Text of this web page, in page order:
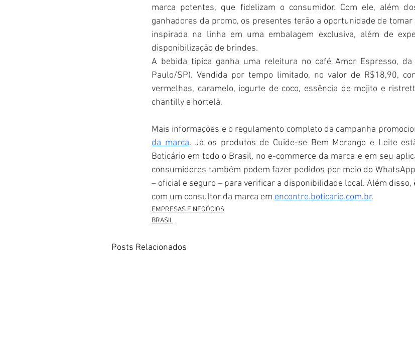
marca potentes, que fidelizam o consumidor. Com ele, além
ganhadores da promo, os presentes terão a oportunidade de
inspirada na linha em uma embalagem exclusiva, além de
disponibilização de brindes.
A bebida típica ganha uma releitura no café Amor Espresso,
Paulo/SP). Vendida por tempo limitado, no valor de R$18,90,
vermelhas, caramelo, iogurte de coco, essência de mojito e
chantilly e hortelã.
Mais informações e o regulamento completo da campanha
da marca. Já os produtos de Cuide-se Bem Morango e Leite
Boticário em todo o Brasil, no e-commerce da marca e em seu
consumidores também podem fazer pedidos por meio do
– oficial e seguro – para verificar a disponibilidade local. Além
com um consultor da marca em encontre.boticario.com.br.
EMPRESAS E NEGÓCIOS
BRASIL
Posts Relacionados